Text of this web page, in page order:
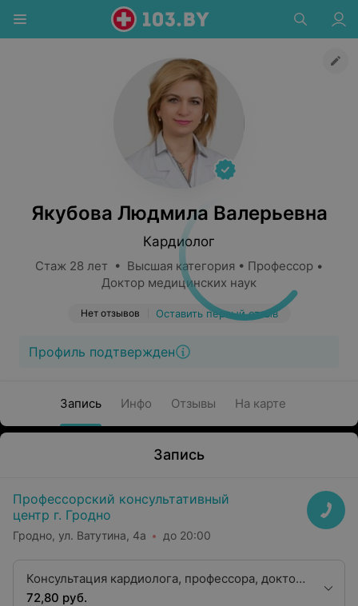
Якубова Людмила Валерьевна
Кардиолог
Стаж 28 лет • Высшая категория • Профессор •
Доктор медицинских наук
Нет отзывов Оставить первый отзыв
Профиль подтвержден
Запись Инфо Отзывы На карте
Запись
Профессорский консультативный
центр г. Гродно
Гродно, ул. Ватутина, 4а до 20:00
Консультация кардиолога, профессора, доктора
медицинских наук
72,80 руб.